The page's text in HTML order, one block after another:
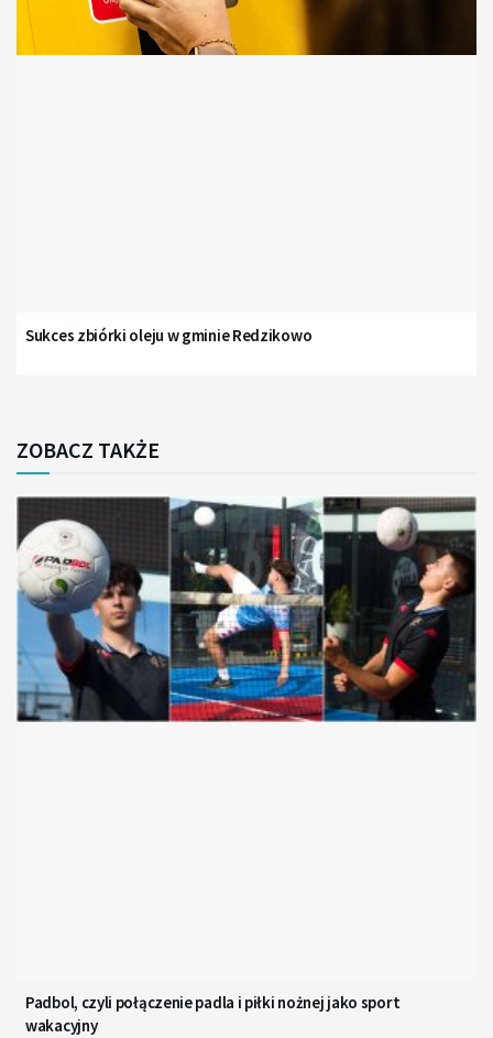
Sukces zbiórki oleju w gminie Redzikowo
ZOBACZ TAKŻE
Padbol, czyli połączenie padla i piłki nożnej jako sport
wakacyjny